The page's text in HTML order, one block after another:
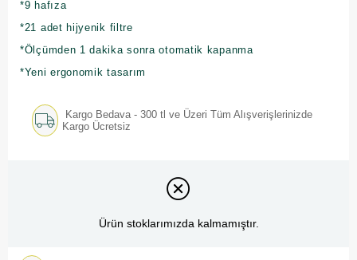
*9 hafıza
*21 adet hijyenik filtre
*Ölçümden 1 dakika sonra otomatik kapanma
*Yeni ergonomik tasarım
Kargo Bedava - 300 tl ve Üzeri Tüm Alışverişlerinizde
Kargo Ücretsiz
Ürün stoklarımızda kalmamıştır.